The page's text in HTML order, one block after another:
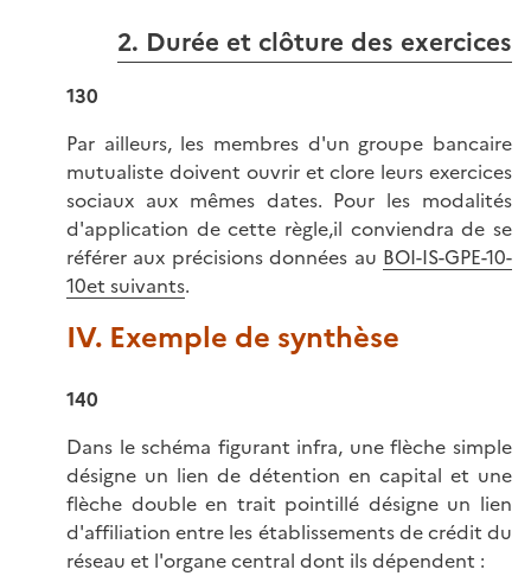
2. Durée et clôture des exercices
130
Par ailleurs, les membres d'un groupe bancaire
mutualiste doivent ouvrir et clore leurs exercices
sociaux aux mêmes dates. Pour les modalités
d'application de cette règle,il conviendra de se
référer aux précisions données au BOI-IS-GPE-10-
10et suivants.
IV. Exemple de synthèse
140
Dans le schéma figurant infra, une flèche simple
désigne un lien de détention en capital et une
flèche double en trait pointillé désigne un lien
d'affiliation entre les établissements de crédit du
réseau et l'organe central dont ils dépendent :